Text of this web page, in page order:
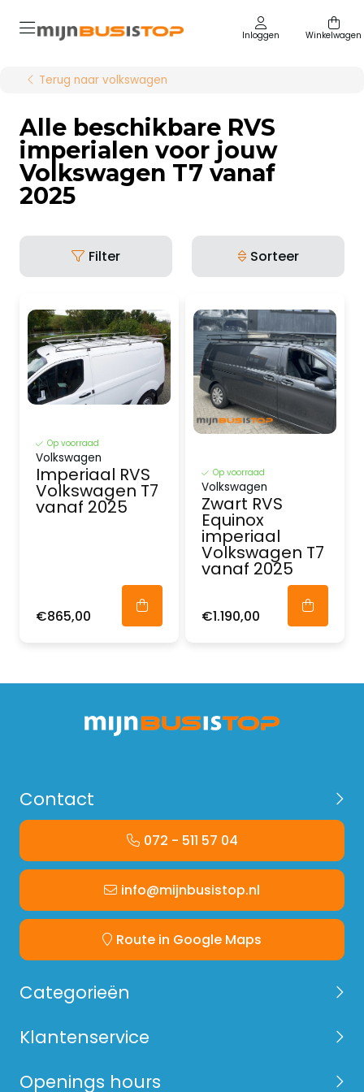
Inloggen Winkelwagen
Terug naar volkswagen
Alle beschikbare RVS
imperialen voor jouw
Volkswagen T7 vanaf
2025
Filter Sorteer
Op voorraad
Volkswagen
Imperiaal RVS
Volkswagen T7
vanaf 2025
€865,00
Op voorraad
Volkswagen
Zwart RVS
Equinox
imperiaal
Volkswagen T7
vanaf 2025
€1.190,00
Contact
072 - 511 57 04
info@mijnbusistop.nl
Route in Google Maps
Categorieën
Klantenservice
Openings hours